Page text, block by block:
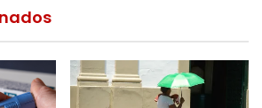
e a elevação da temperatura
exercícios físicos, o organismo